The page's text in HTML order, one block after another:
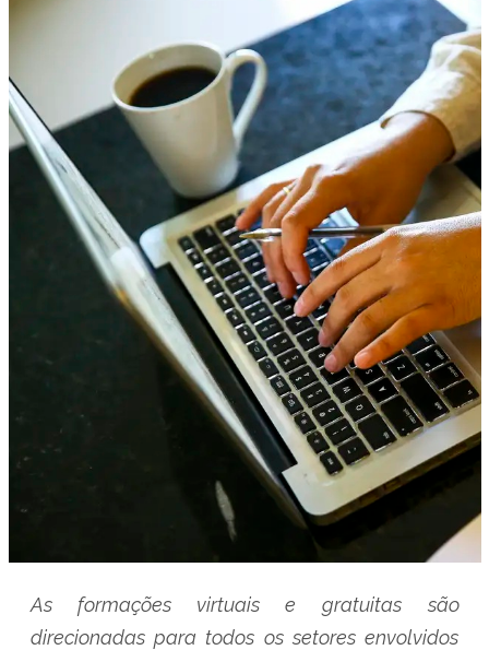
As formações virtuais e gratuitas são
direcionadas para todos os setores envolvidos